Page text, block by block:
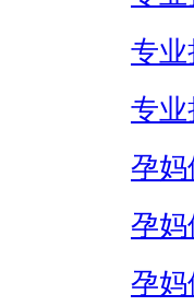
专业
专业
孕妈
孕妈
孕妈